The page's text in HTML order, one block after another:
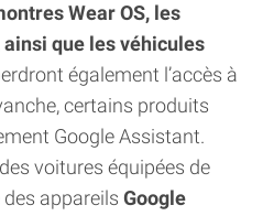
Wear OS, les
que les véhicules
également l’accès à
certains produits
Google Assistant.
voitures équipées de
appareils Google